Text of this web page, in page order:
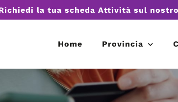
la tua scheda Attività sul
Home Provincia